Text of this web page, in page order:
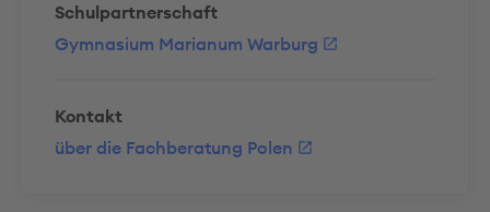
Schulpartnerschaft
Gymnasium Marianum Warburg
Kontakt
über die Fachberatung Polen